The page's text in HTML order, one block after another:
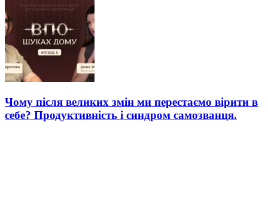
Чому після великих змін ми перестаємо вірити в
себе? Продуктивність і синдром самозванця.